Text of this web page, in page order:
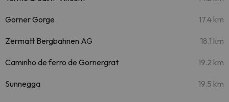
Gorner Gorge 17.4 km
Zermatt Bergbahnen AG 18.1 km
Caminho de ferro de Gornergrat 19.2 km
Sunnegga 19.5 km